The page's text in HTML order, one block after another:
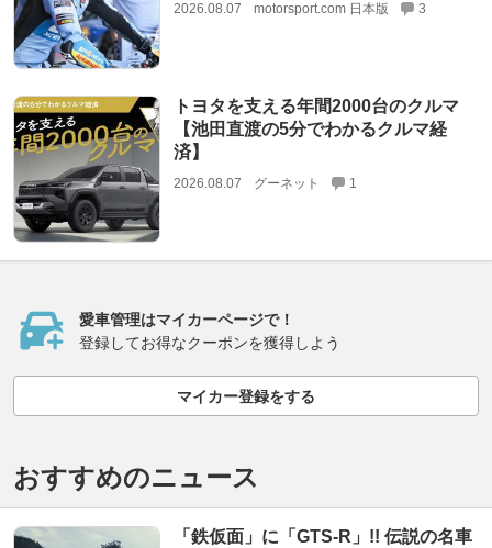
2026.08.07 motorsport.com 日本版 3
トヨタを支える年間2000台のクルマ
【池田直渡の5分でわかるクルマ経
済】
2026.08.07 グーネット 1
愛車管理はマイカーページで！
登録してお得なクーポンを獲得しよう
マイカー登録をする
おすすめのニュース
「鉄仮面」に「GTS-R」!! 伝説の名車